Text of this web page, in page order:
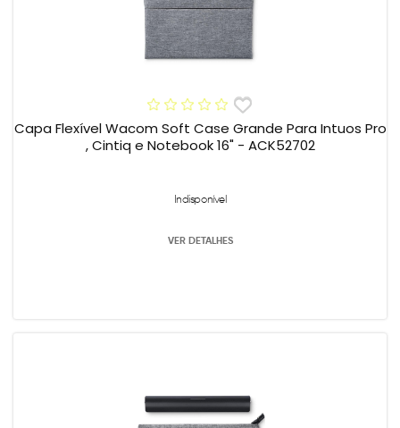
Capa Flexível Wacom Soft Case Grande Para Intuos Pro
, Cintiq e Notebook 16" - ACK52702
Indisponível
VER DETALHES